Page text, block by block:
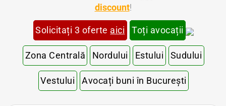
discount!
Solicitați 3 oferte aici Toți avocații
Zona Centrală Nordului Estului Sudului
Vestului Avocați buni în București